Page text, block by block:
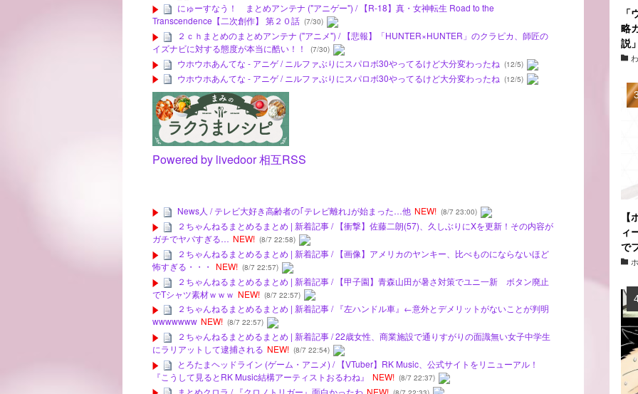
にゅーすなう！ まとめアンテナ ("アニゲー") / 【R-18】真・女神転生 Road to the
Transcendence【二次創作】 第２０話 (7/30)
２ｃｈまとめのまとめアンテナ ("アニメ") / 【悲報】「HUNTER×HUNTER」のクラピカ、師匠の
イズナビに対する態度が本当に酷い！！
(7/30)
ウホウホあんてな - アニゲ / ニルファぶりにスパロボ30やってるけど大分変わったね (12/5)
ウホウホあんてな - アニゲ / ニルファぶりにスパロボ30やってるけど大分変わったね (12/5)
Powered by livedoor 相互RSS
News人 / テレビ大好き高齢者の｢テレビ離れ｣が始まった…他 NEW! (8/7 23:00)
２ちゃんねるまとめるまとめ | 新着記事 / 【衝撃】佐藤二朗(57)、久しぶりにXを更新！その内容が
ガチでヤバすぎる… NEW! (8/7 22:58)
２ちゃんねるまとめるまとめ | 新着記事 / 【画像】アメリカのヤンキー、比べものにならないほど
怖すぎる・・・
NEW! (8/7 22:57)
２ちゃんねるまとめるまとめ | 新着記事 / 【甲子園】青森山田が暑さ対策でユニ一新 ボタン廃止
でTシャツ素材ｗｗｗ NEW! (8/7 22:57)
２ちゃんねるまとめるまとめ | 新着記事 / 『左ハンドル車』←意外とデメリットがないことが判明
wwwwwww NEW! (8/7 22:57)
２ちゃんねるまとめるまとめ | 新着記事 / 22歳女性、商業施設で通りすがりの面識無い女子中学生
にラリアットして逮捕される NEW! (8/7 22:54)
とろたまヘッドライン (ゲーム・アニメ) / 【VTuber】RK Music、公式サイトをリニューアル！
『こうして見るとRK Music結構アーティストおるわね』
NEW! (8/7 22:37)
まとめクロラ / 『クロノトリガー』面白かったわ NEW!
略
説
ィ
で